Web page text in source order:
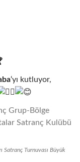
‘yı kutluyor,
Satranç Turnuvası Büyük